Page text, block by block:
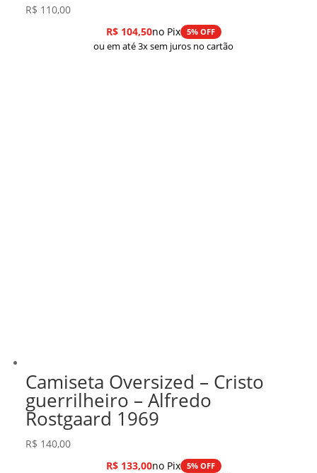
R$ 110,00
R$104,50no Pix 5% OFF
ou em até 3x sem juros no cartão
Camiseta Oversized – Cristo
guerrilheiro – Alfredo
Rostgaard 1969
R$ 140,00
R$133,00no Pix 5% OFF